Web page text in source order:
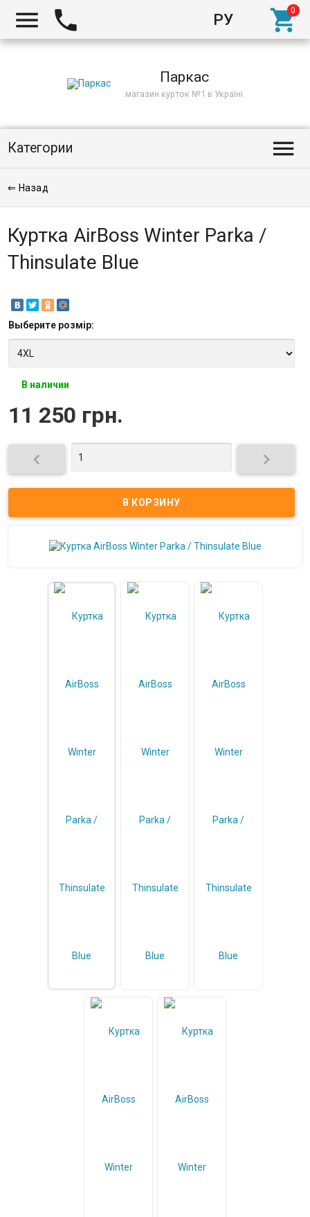
РУ
  
Паркас
магазин курток №1 в Україні
Категории 
⇐ Назад
Куртка AirBoss Winter Parka /
Thinsulate Blue
Выберите розмір:
В наличии
11 250 грн.
 